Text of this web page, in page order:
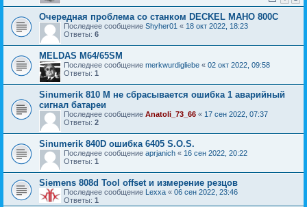
Очередная проблема со станком DECKEL MAHO 800C
Последнее сообщение Shyher01 « 18 окт 2022, 18:23
Ответы: 6
MELDAS M64/65SM
Последнее сообщение merkwurdigliebe « 02 окт 2022, 09:58
Ответы: 1
Sinumerik 810 M не сбрасывается ошибка 1 аварийный
сигнал батареи
Последнее сообщение Anatoli_73_66 « 17 сен 2022, 07:37
Ответы: 2
Sinumerik 840D ошибка 6405 S.O.S.
Последнее сообщение aprjanich « 16 сен 2022, 20:22
Ответы: 1
Siemens 808d Tool offset и измерение резцов
Последнее сообщение Lexxa « 06 сен 2022, 23:46
Ответы: 1